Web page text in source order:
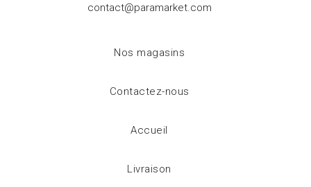
contact@paramarket.com
Nos magasins
Contactez-nous
Accueil
Livraison